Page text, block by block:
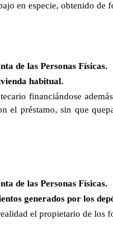
en especie, obtenido
de las Personas Físicas.
habitual.
financiándose
el préstamo, sin que
de las Personas Físicas.
generados por los
el propietario de los